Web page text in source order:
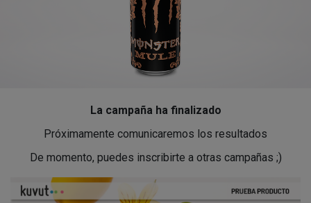
La campaña ha finalizado
Próximamente comunicaremos los resultados
De momento, puedes inscribirte a otras campañas ;)